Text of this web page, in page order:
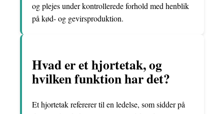
og plejes under kontrollerede forhold med henblik
på kød- og gevirsproduktion.
Hvad er et hjortetak, og
hvilken funktion har det?
Et hjortetak refererer til en ledelse, som sidder på